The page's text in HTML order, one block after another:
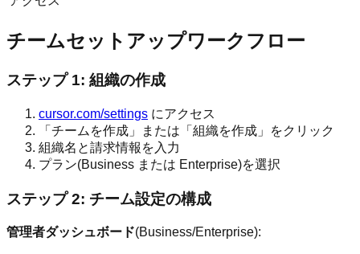
チームセットアップワークフロー
ステップ 1: 組織の作成
cursor.com/settings にアクセス
「チームを作成」または「組織を作成」をクリック
組織名と請求情報を入力
プラン(Business または Enterprise)を選択
ステップ 2: チーム設定の構成
管理者ダッシュボード(Business/Enterprise):